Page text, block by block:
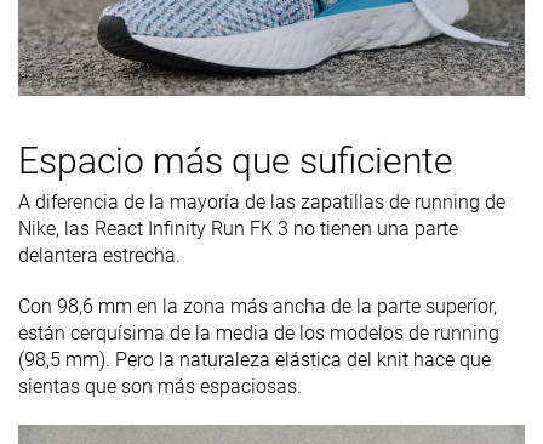
Espacio más que suficiente
A diferencia de la mayoría de las zapatillas de running de
Nike, las React Infinity Run FK 3 no tienen una parte
delantera estrecha.
Con 98,6 mm en la zona más ancha de la parte superior,
están cerquísima de la media de los modelos de running
(98,5 mm). Pero la naturaleza elástica del knit hace que
sientas que son más espaciosas.